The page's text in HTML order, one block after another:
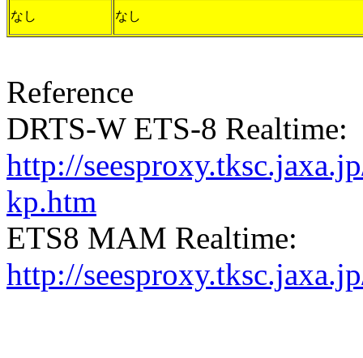
なし なし
Reference
DRTS-W ETS-8 Realtime:
http://
kp.htm
ETS8 MAM Realtime:
http://